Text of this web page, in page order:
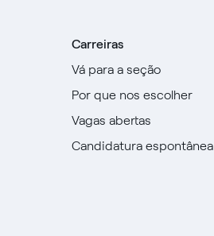
Carreiras
Vá para a seção
Por que nos escolher
Vagas abertas
Candidatura espontânea